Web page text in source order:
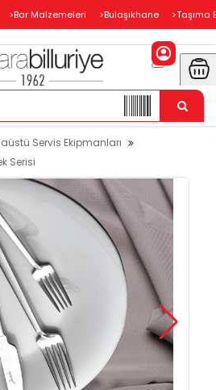
>Bar Malzemeleri >Bulaşıkhane >Taşıma
Servis Ekipmanları
Serisi